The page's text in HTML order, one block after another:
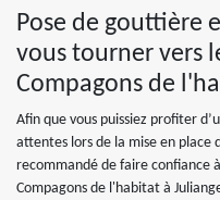
Pose de gouttière
vous tourner vers
Compagons de
Afin que vous puissiez profiter
attentes lors de la mise en
recommandé de faire confiance
Compagons de l'habitat à